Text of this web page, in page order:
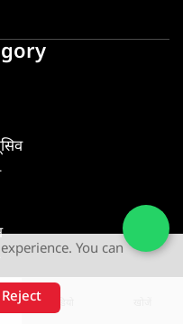
You can
Reject